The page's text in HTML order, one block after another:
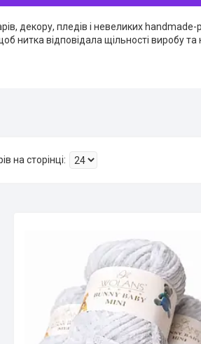
декору, пледів і невеликих
нитка відповідала щільності виробу